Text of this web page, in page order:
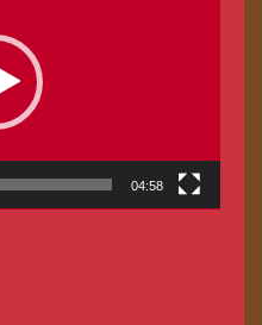
04:58